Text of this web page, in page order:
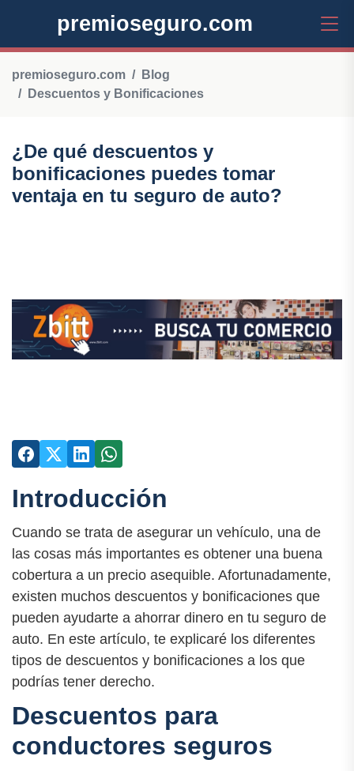
premioseguro.com
premioseguro.com
Blog
Descuentos y Bonificaciones
¿De qué descuentos y
bonificaciones puedes tomar
ventaja en tu seguro de auto?
Introducción
Cuando se trata de asegurar un vehículo, una de
las cosas más importantes es obtener una buena
cobertura a un precio asequible. Afortunadamente,
existen muchos descuentos y bonificaciones que
pueden ayudarte a ahorrar dinero en tu seguro de
auto. En este artículo, te explicaré los diferentes
tipos de descuentos y bonificaciones a los que
podrías tener derecho.
Descuentos para
conductores seguros